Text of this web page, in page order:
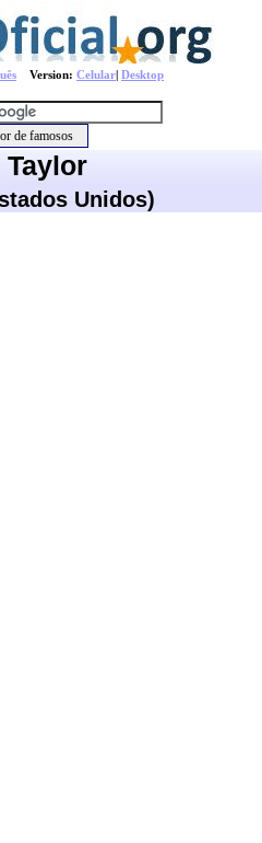
Version: Celular| Desktop
Taylor
Unidos)